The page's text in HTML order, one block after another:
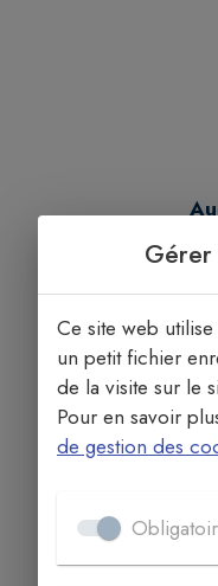
Aucun annuaire.
Gérer
Ce site web
un petit fichier
de la visite sur le
Pour en savoir
de gestion des